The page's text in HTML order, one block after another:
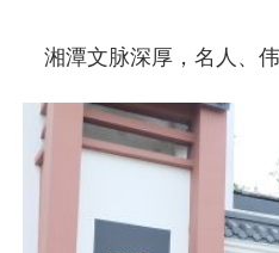
湘潭文脉深厚，名人、伟